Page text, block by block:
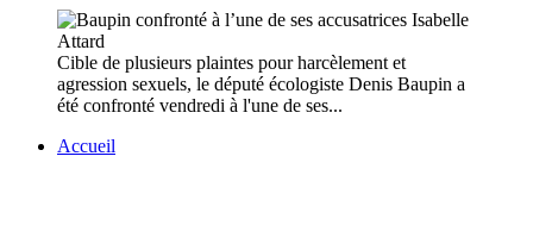
Cible de plusieurs plaintes pour harcèlement et
agression sexuels, le député écologiste Denis Baupin a
été confronté vendredi à l'une de ses...
Accueil